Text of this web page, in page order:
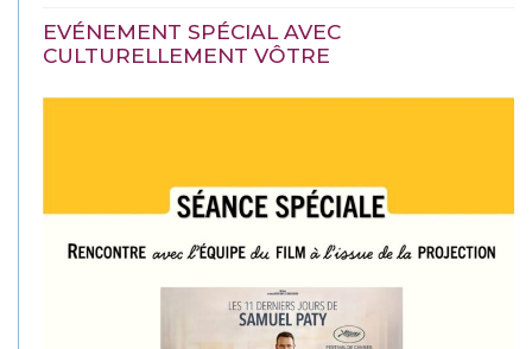
EVÉNEMENT SPÉCIAL AVEC
CULTURELLEMENT VÔTRE